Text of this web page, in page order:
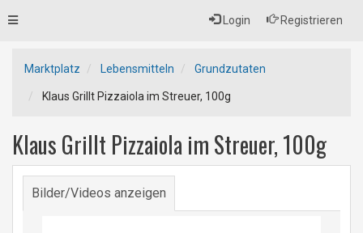
Login Registrieren
Toggle
Marktplatz Lebensmitteln Grundzutaten
Klaus Grillt Pizzaiola im Streuer, 100g
Klaus Grillt Pizzaiola im Streuer, 100g
Bilder/Videos anzeigen